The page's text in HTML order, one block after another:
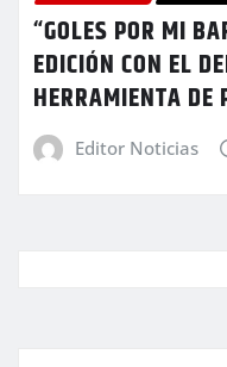
“GOLES POR MI
EDICIÓN CON EL
HERRAMIENTA DE
Editor Noticias